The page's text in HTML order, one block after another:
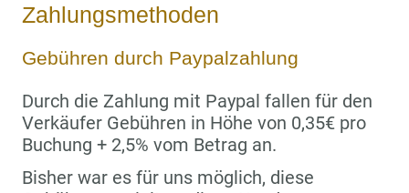
Zahlungsmethoden
Gebühren durch Paypalzahlung
Durch die Zahlung mit Paypal fallen für den
Verkäufer Gebühren in Höhe von 0,35€ pro
Buchung + 2,5% vom Betrag an.
Bisher war es für uns möglich, diese